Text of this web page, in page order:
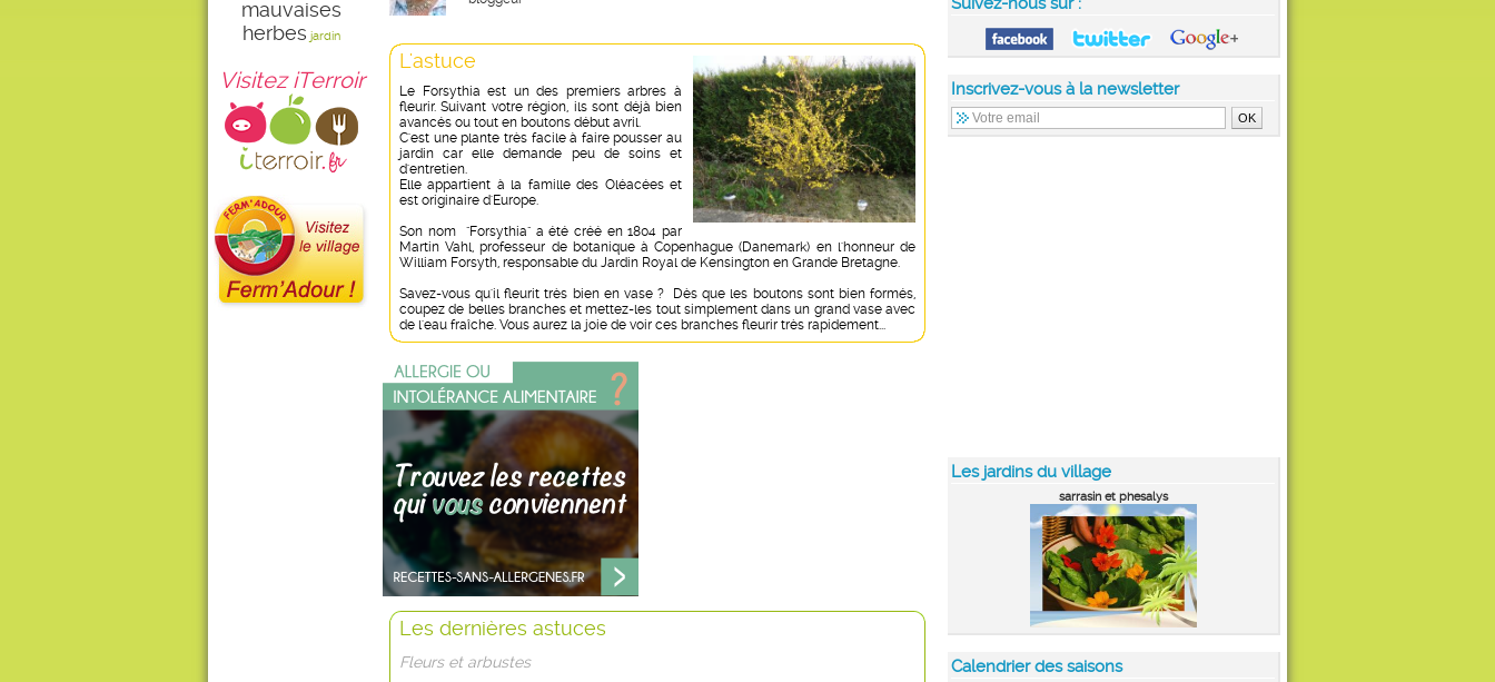
mauvaises
herbes jardin
Visitez iTerroir Inscrivez-vous à la newsletter
Les jardins du village
sarrasin et phesalys
Calendrier des saisons
L'astuce
Le Forsythia est un des premiers arbres à
fleurir. Suivant votre région, ils sont déjà bien
avancés ou tout en boutons début avril.
C'est une plante très facile à faire pousser au
jardin car elle demande peu de soins et
d'entretien.
Elle appartient à la famille des Oléacées et
est originaire d'Europe.
Son nom "Forsythia" a été créé en 1804 par
Martin Vahl, professeur de botanique à Copenhague (Danemark) en l'honneur de
William Forsyth, responsable du Jardin Royal de Kensington en Grande Bretagne.
Savez-vous qu'il fleurit très bien en vase ? Dès que les boutons sont bien formés,
coupez de belles branches et mettez-les tout simplement dans un grand vase avec
de l'eau fraîche. Vous aurez la joie de voir ces branches fleurir très rapidement...
Les dernières astuces
Fleurs et arbustes